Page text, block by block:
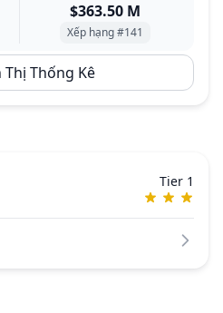
$363.50 M
Xếp hạng #141
Thị Thống Kê
Tier 1